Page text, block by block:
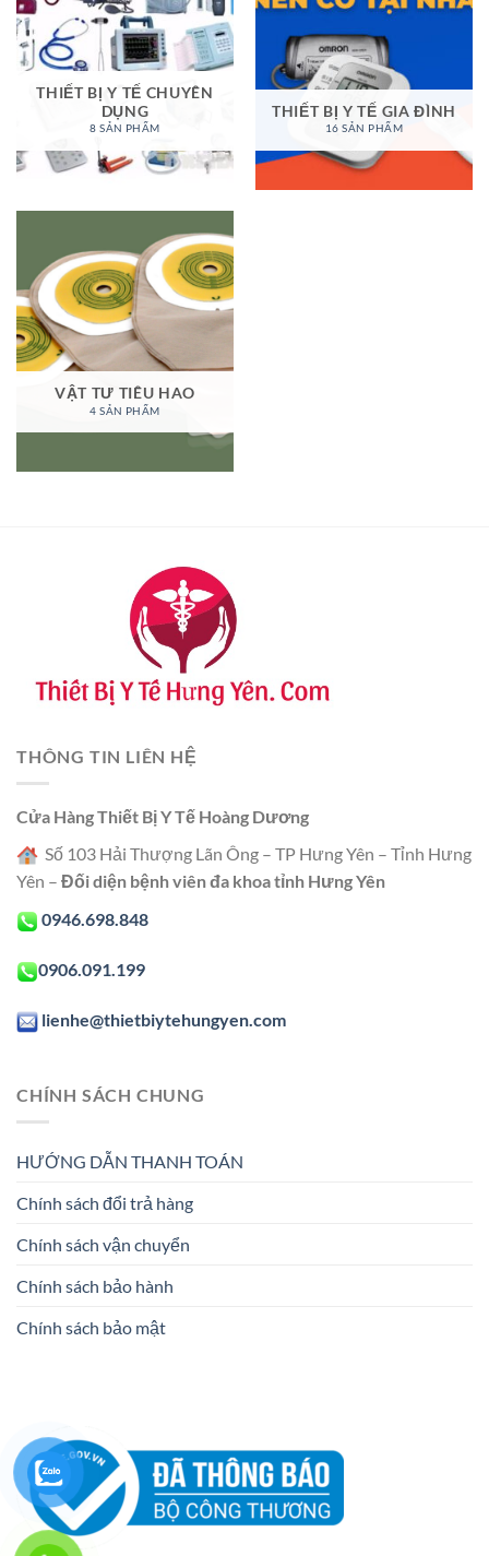
THIẾT BỊ Y TẾ CHUYÊN
DỤNG
8 SẢN PHẨM
THIẾT BỊ Y TẾ GIA ĐÌNH
16 SẢN PHẨM
VẬT TƯ TIÊU HAO
4 SẢN PHẨM
THÔNG TIN LIÊN HỆ
Cửa Hàng Thiết Bị Y Tế Hoàng Dương
Số 103 Hải Thượng Lãn Ông – TP Hưng Yên – Tỉnh Hưng
Yên – Đối diện bệnh viên đa khoa tỉnh Hưng Yên
0946.698.848
0906.091.199
lienhe@thietbiytehungyen.com
CHÍNH SÁCH CHUNG
HƯỚNG DẪN THANH TOÁN
Chính sách đổi trả hàng
Chính sách vận chuyển
Chính sách bảo hành
Chính sách bảo mật